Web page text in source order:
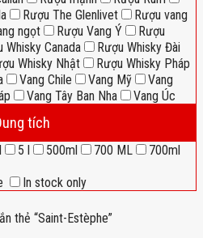
Rượu The Glenlivet
Rượu vang
ngọt Rượu Vang Ý
Rượu
Whisky Canada
Rượu Whisky Đài
Whisky Nhật
Rượu Whisky Pháp
Vang Chile Vang Mỹ
Vang
Vang Tây Ban Nha Vang Úc
tích
5 l 500ml 700 ML
700ml
In stock only
thẻ “Saint-Estèphe”